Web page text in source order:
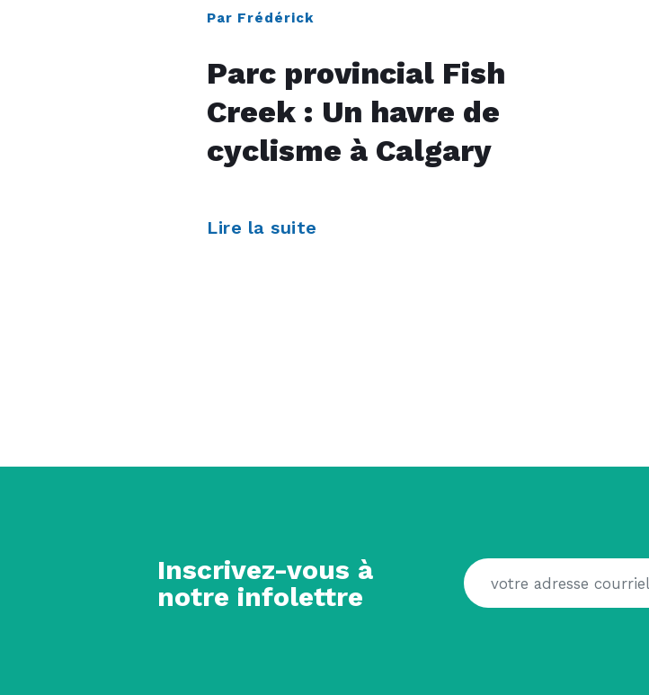
Par Frédérick
Parc provincial Fish
Creek : Un havre de
cyclisme à Calgary
Lire la suite
Inscrivez-vous à
notre infolettre